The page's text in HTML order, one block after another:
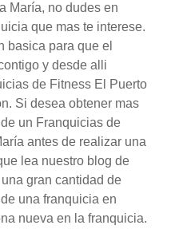
María, no dudes en
que mas te interese.
basica para que el
y desde alli
de Fitness El Puerto
Si desea obtener mas
un Franquicias de
antes de realizar una
lea nuestro blog de
gran cantidad de
una franquicia en
nueva en la franquicia.